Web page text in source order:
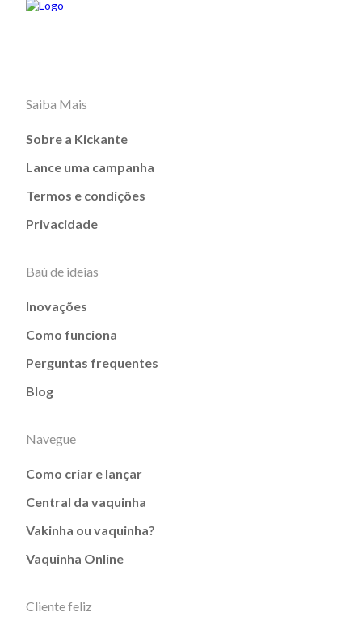
Saiba Mais
Sobre a Kickante
Lance uma campanha
Termos e condições
Privacidade
Baú de ideias
Inovações
Como funciona
Perguntas frequentes
Blog
Navegue
Como criar e lançar
Central da vaquinha
Vakinha ou vaquinha?
Vaquinha Online
Cliente feliz